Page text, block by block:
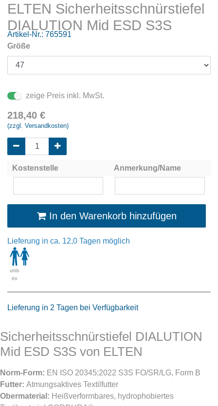
ELTEN Sicherheitsschnürstiefel
DIALUTION Mid ESD S3S
Artikel-Nr.: 765591
Größe
zeige Preis inkl. MwSt.
218,40 €
(zzgl. Versandkosten)
Kostenstelle Anmerkung/Name
In den Warenkorb hinzufügen
Lieferung in ca. 12,0 Tagen möglich
unis
ex
Lieferung in 2 Tagen bei Verfügbarkeit
Sicherheitsschnürstiefel DIALUTION
Mid ESD S3S von ELTEN
Norm-Form: EN ISO 20345:2022 S3S FO/SR/LG, Form B
Futter: Atmungsaktives Textilfutter
Obermaterial: Heißverformbares, hydrophobiertes